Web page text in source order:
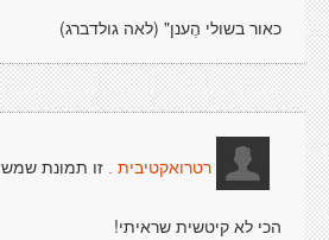
כאור בשולי הֶענן" (לאה גולדברג)
רטרואקטיבית . זו תמונת שמש
הכי לא קיטשית שראיתי!